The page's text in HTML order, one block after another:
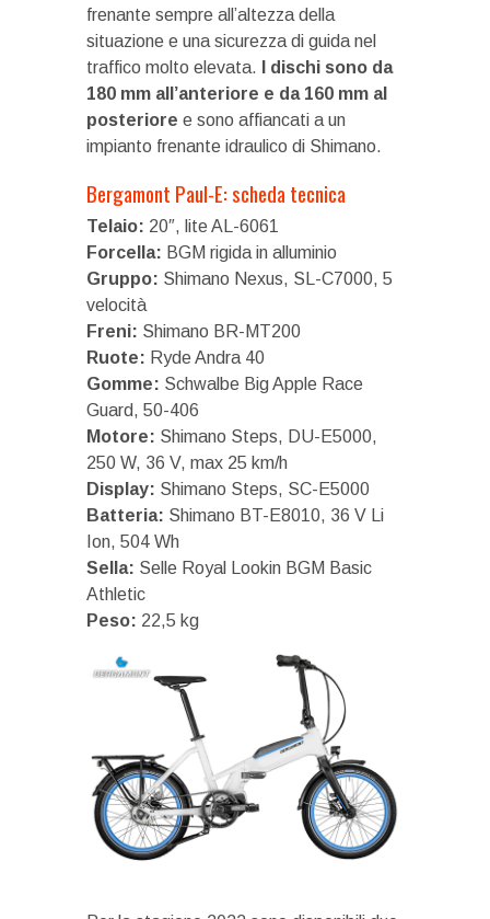
frenante sempre all’altezza della
situazione e una sicurezza di guida nel
traffico molto elevata.
I dischi sono da
180 mm all’anteriore e da 160 mm al
posteriore e sono affiancati a un
impianto frenante idraulico di Shimano.
Bergamont Paul-E: scheda tecnica
Telaio: 20″, lite AL-6061
Forcella: BGM rigida in alluminio
Gruppo: Shimano Nexus, SL-C7000, 5
velocità
Freni: Shimano BR-MT200
Ruote: Ryde Andra 40
Gomme: Schwalbe Big Apple Race
Guard, 50-406
Motore: Shimano Steps, DU-E5000,
250 W, 36 V, max 25 km/h
Display: Shimano Steps, SC-E5000
Batteria: Shimano BT-E8010, 36 V Li
Ion, 504 Wh
Sella: Selle Royal Lookin BGM Basic
Athletic
Peso: 22,5 kg